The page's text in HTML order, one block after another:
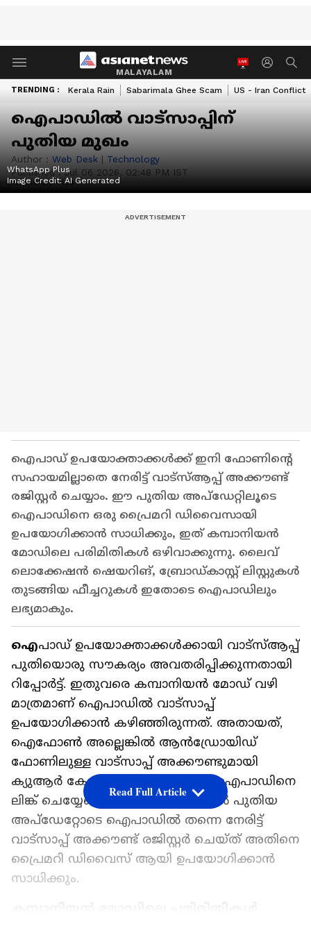
MALAYALAM
TRENDING : Kerala Rain Sabarimala Ghee Scam US - Iran Conflict
ഐപാഡിൽ വാട്‍സാപ്പിന്
പുതിയ മുഖം
Author : Web Desk | Technology
Published :Jul 06 2026, 02:48 PM IST
WhatsApp Plus
Image Credit:AI Generated
ഐപാഡ് ഉപയോക്താക്കൾക്ക് ഇനി ഫോണിന്റെ
സഹായമില്ലാതെ നേരിട്ട് വാട്‍സ്ആപ്പ് അക്കൗണ്ട്
രജിസ്റ്റർ ചെയ്യാം. ഈ പുതിയ അപ്ഡേറ്റിലൂടെ
ഐപാഡിനെ ഒരു പ്രൈമറി ഡിവൈസായി
ഉപയോഗിക്കാൻ സാധിക്കും, ഇത് കമ്പാനിയൻ
മോഡിലെ പരിമിതികൾ ഒഴിവാക്കുന്നു. ലൈവ്
ലൊക്കേഷൻ ഷെയറിങ്, ബ്രോഡ്‍കാസ്റ്റ് ലിസ്റ്റുകൾ
തുടങ്ങിയ ഫീച്ചറുകൾ ഇതോടെ ഐപാഡിലും
ലഭ്യമാകും.
ഐപാഡ് ഉപയോക്താക്കൾക്കായി വാട്‍സ്ആപ്പ്
പുതിയൊരു സൗകര്യം അവതരിപ്പിക്കുന്നതായി
റിപ്പോർട്ട്. ഇതുവരെ കമ്പാനിയൻ മോഡ് വഴി
മാത്രമാണ് ഐപാഡിൽ വാട്‍സാപ്പ്
ഉപയോഗിക്കാൻ കഴിഞ്ഞിരുന്നത്. അതായത്,
ഐഫോൺ അല്ലെങ്കിൽ ആൻഡ്രോയിഡ്
ഫോണിലുള്ള വാട്‍സാപ്പ് അക്കൗണ്ടുമായി
ക്യുആർ കോഡ് സ്‍കാൻ ചെയ്ത് ഐപാഡിനെ
ലിങ്ക് ചെയ്യേണ്ടതായിരുന്നു. എന്നാൽ പുതിയ
അപ്ഡേറ്റോടെ ഐപാഡിൽ തന്നെ നേരിട്ട്
വാട്‍സാപ്പ് അക്കൗണ്ട് രജിസ്റ്റർ ചെയ്ത് അതിനെ
പ്രൈമറി ഡിവൈസ് ആയി ഉപയോഗിക്കാൻ
സാധിക്കും.
Read Full Article